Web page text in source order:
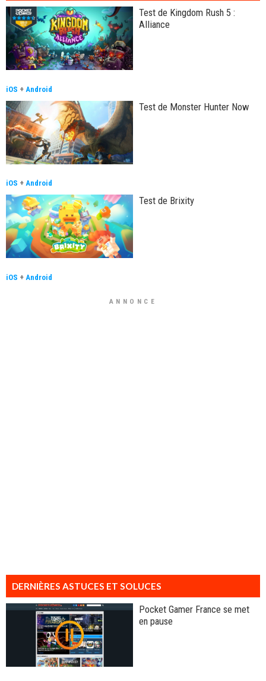
Test de Kingdom Rush 5 :
Alliance
iOS + Android
Test de Monster Hunter Now
iOS + Android
Test de Brixity
iOS + Android
ANNONCE
DERNIÈRES ASTUCES ET SOLUCES
Pocket Gamer France se met
en pause